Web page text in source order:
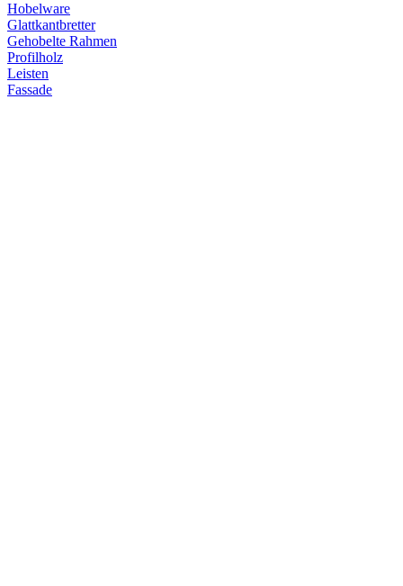
Hobelware
Glattkantbretter
Gehobelte Rahmen
Profilholz
Leisten
Fassade